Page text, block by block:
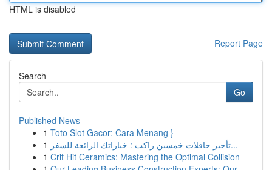
HTML is disabled
Report Page
Search
Go
Published News
1 Toto Slot Gacor: Cara Menang }
1
تأجير حافلات خمسين راكب : خياراتك الرائعة للسفر...
1 Crit Hit Ceramics: Mastering the Optimal Collision